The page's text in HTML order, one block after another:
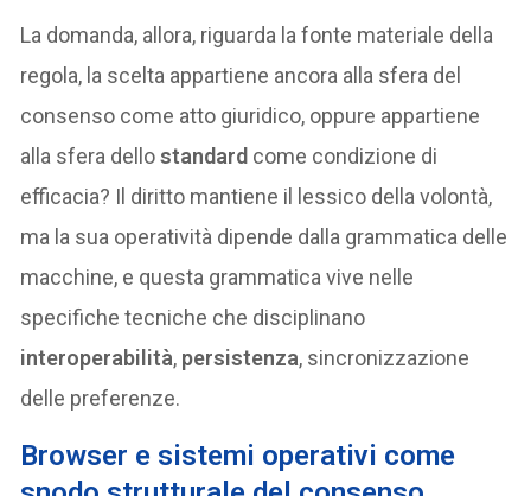
La domanda, allora, riguarda la fonte materiale della
regola, la scelta appartiene ancora alla sfera del
consenso come atto giuridico, oppure appartiene
alla sfera dellostandard come condizione di
efficacia? Il diritto mantiene il lessico della volontà,
ma la sua operatività dipende dalla grammatica delle
macchine, e questa grammatica vive nelle
specifiche tecniche che disciplinano
interoperabilità, persistenza, sincronizzazione
delle preferenze.
Browser e sistemi operativi come